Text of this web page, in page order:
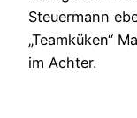
Steuermann
„Teamküken“
im Achter.